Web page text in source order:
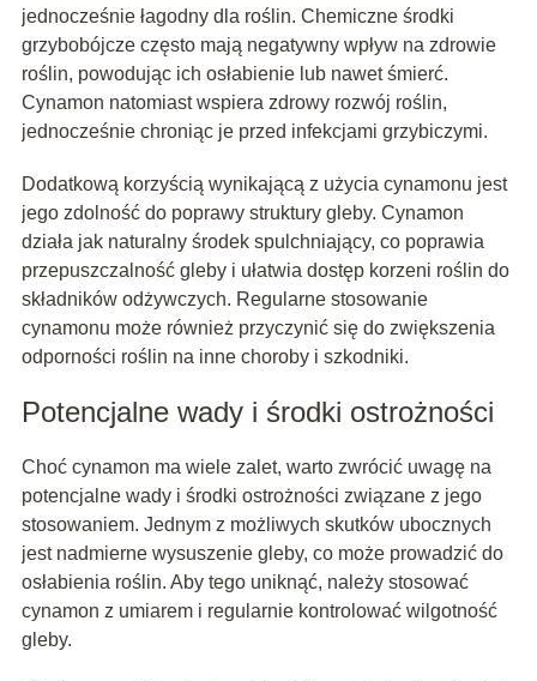
jednocześnie łagodny dla roślin. Chemiczne środki
grzybobójcze często mają negatywny wpływ na zdrowie
roślin, powodując ich osłabienie lub nawet śmierć.
Cynamon natomiast wspiera zdrowy rozwój roślin,
jednocześnie chroniąc je przed infekcjami grzybiczymi.
Dodatkową korzyścią wynikającą z użycia cynamonu jest
jego zdolność do poprawy struktury gleby. Cynamon
działa jak naturalny środek spulchniający, co poprawia
przepuszczalność gleby i ułatwia dostęp korzeni roślin do
składników odżywczych. Regularne stosowanie
cynamonu może również przyczynić się do zwiększenia
odporności roślin na inne choroby i szkodniki.
Potencjalne wady i środki ostrożności
Choć cynamon ma wiele zalet, warto zwrócić uwagę na
potencjalne wady i środki ostrożności związane z jego
stosowaniem. Jednym z możliwych skutków ubocznych
jest nadmierne wysuszenie gleby, co może prowadzić do
osłabienia roślin. Aby tego uniknąć, należy stosować
cynamon z umiarem i regularnie kontrolować wilgotność
gleby.